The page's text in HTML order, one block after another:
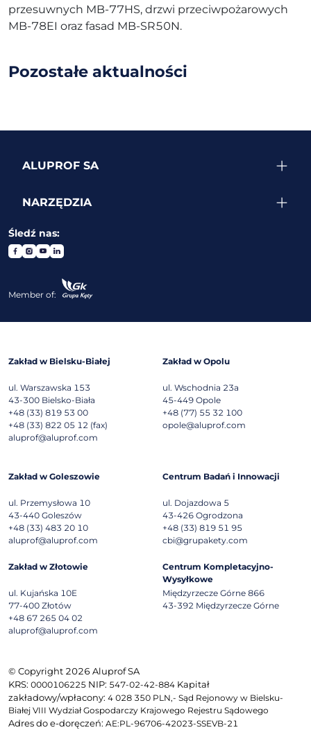
przesuwnych MB-77HS, drzwi przeciwpożarowych
MB-78EI oraz fasad MB-SR50N.
Pozostałe aktualności
ALUPROF SA
NARZĘDZIA
Śledź nas:
Member of:
Zakład w Bielsku-Białej
ul. Warszawska 153
43-300 Bielsko-Biała
+48 (33) 819 53 00
+48 (33) 822 05 12 (fax)
aluprof@aluprof.com
Zakład w Opolu
ul. Wschodnia 23a
45-449 Opole
+48 (77) 55 32 100
opole@aluprof.com
Zakład w Goleszowie
ul. Przemysłowa 10
43-440 Goleszów
+48 (33) 483 20 10
aluprof@aluprof.com
Centrum Badań i Innowacji
ul. Dojazdowa 5
43-426 Ogrodzona
+48 (33) 819 51 95
cbi@grupakety.com
Zakład w Złotowie
ul. Kujańska 10E
77-400 Złotów
+48 67 265 04 02
aluprof@aluprof.com
Centrum Kompletacyjno-
Wysyłkowe
Międzyrzecze Górne 866
43-392 Międzyrzecze Górne
© Copyright 2026 Aluprof SA
KRS: 0000106225 NIP: 547-02-42-884 Kapitał
zakładowy/wpłacony: 4 028 350 PLN,- Sąd Rejonowy w Bielsku-
Białej VIII Wydział Gospodarczy Krajowego Rejestru Sądowego
Adres do e-doręczeń: AE:PL-96706-42023-SSEVB-21